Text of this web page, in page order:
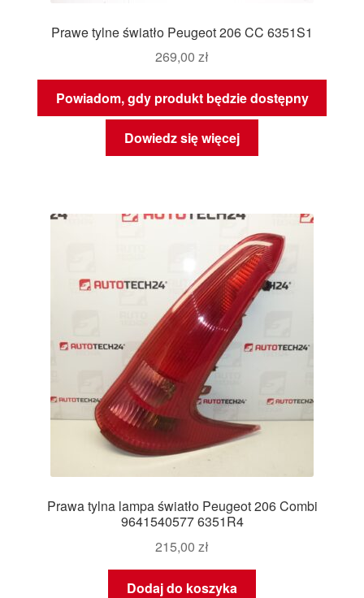
Prawe tylne światło Peugeot 206 CC 6351S1
269,00 zł
Powiadom, gdy produkt będzie dostępny
Dowiedz się więcej
Prawa tylna lampa światło Peugeot 206 Combi
9641540577 6351R4
215,00 zł
Dodaj do koszyka